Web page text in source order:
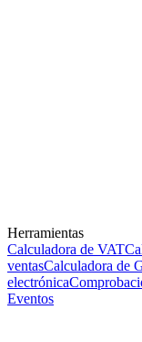
Herramientas
Calculadora de VAT
ventasCalculadora de
electrónica
Eventos